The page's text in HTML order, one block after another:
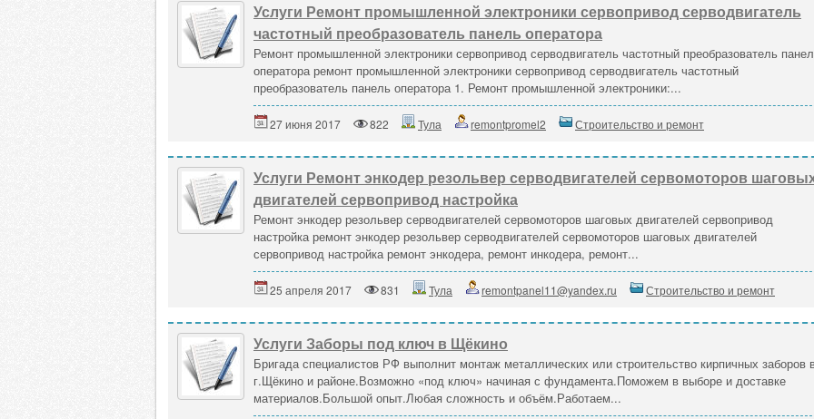
Услуги Ремонт промышленной электроники сервопривод серводвигатель
частотный преобразователь панель оператора
Ремонт промышленной электроники сервопривод серводвигатель частотный преобразователь
оператора ремонт промышленной электроники сервопривод серводвигатель частотный
преобразователь панель оператора 1. Ремонт промышленной электроники:...
27 июня 2017 822 Тула remontpromel2 Строительство и ремонт
Услуги Ремонт энкодер резольвер серводвигателей сервомоторов
двигателей сервопривод настройка
Ремонт энкодер резольвер серводвигателей сервомоторов шаговых двигателей сервопривод
настройка ремонт энкодер резольвер серводвигателей сервомоторов шаговых двигателей
сервопривод настройка ремонт энкодера, ремонт инкодера, ремонт...
25 апреля 2017 831 Тула remontpanel11@yandex.ru Строительство и ремонт
Услуги Заборы под ключ в Щёкино
Бригада специалистов РФ выполнит монтаж металлических или строительство кирпичных заборов
г.Щёкино и районе.Возможно «под ключ» начиная с фундамента.Поможем в выборе и доставке
материалов.Большой опыт.Любая сложность и объём.Работаем...